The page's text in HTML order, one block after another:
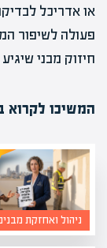
או אדריכל
פעולה לשיפור
חיזוק מבני
המשיכו לקרוא
ניהול ואחזקת